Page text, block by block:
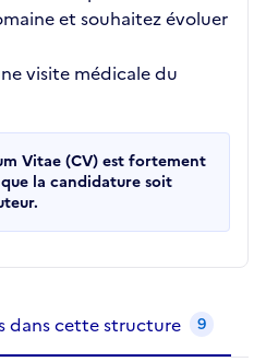
et souhaitez évoluer
visite médicale du
Vitae (CV) est fortement
la candidature soit
dans cette structure 9